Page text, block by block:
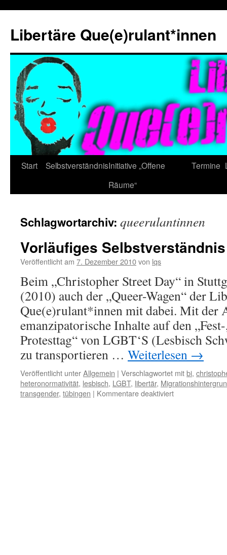
springen
Libertäre Que(e)rulant*innen
Start SelbstverständnisInitiative „Offene
Räume“
Termine
Schlagwortarchiv: queerulantinnen
Vorläufiges Selbstverständnis
Veröffentlicht am 7. Dezember 2010von lqs
Beim „Christopher Street Day“ in
(2010) auch der „Queer-Wagen“ der
Que(e)rulant*innen mit dabei. Mit der
emanzipatorische Inhalte auf den
Protesttag“ von LGBT‘S (Lesbisch
zu transportieren … Weiterlesen →
Veröffentlicht unterAllgemein | Verschlagwortet mitbi,
heteronormativität, lesbisch, LGBT, libertär,
transgender, tübingen | Kommentare deaktiviertfür